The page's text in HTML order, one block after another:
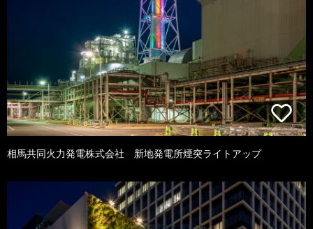
相馬共同火力発電株式会社 新地発電所煙突ライトアップ